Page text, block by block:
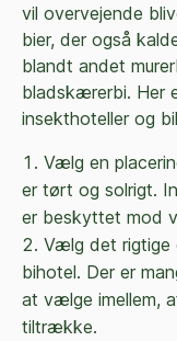
vil overvejende
bier, der også
blandt andet
bladskærerbi. Her
insekthoteller og
Vælg en
er tørt og solrigt.
er beskyttet mod
Vælg det rigtige
bihotel. Der er
at vælge imellem,
tiltrække.